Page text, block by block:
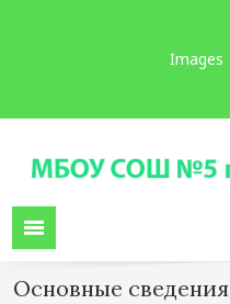
Images
Основные сведения